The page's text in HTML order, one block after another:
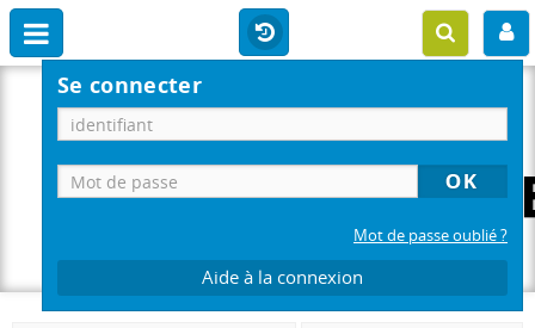
Se connecter
Mot de passe oublié ?
Aide à la connexion